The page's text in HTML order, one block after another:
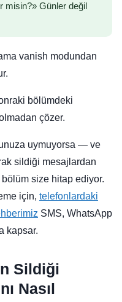
misin?» Günler değil
vanish modundan
bölümdeki
çözer.
uymuyorsa — ve
sildiği mesajlardan
size hitap ediyor.
için, telefonlardaki
SMS, WhatsApp
kapsar.
Sildiği
Nasıl